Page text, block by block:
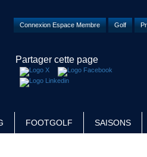
Connexion Espace Membre Golf
Partager cette page
FOOTGOLF SAISONS